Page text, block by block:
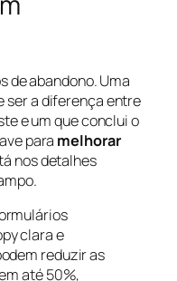
de abandono. Uma
ser a diferença entre
e um que conclui o
para melhorar
nos detalhes
clara e
reduzir as
até 50%,